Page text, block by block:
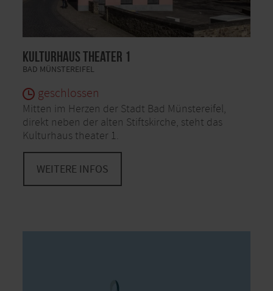
Kulturhaus theater 1
BAD MÜNSTEREIFEL
geschlossen
Mitten im Herzen der Stadt Bad Münstereifel,
direkt neben der alten Stiftskirche, steht das
Kulturhaus theater 1.
WEITERE INFOS